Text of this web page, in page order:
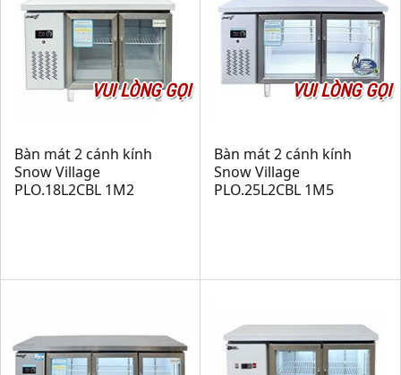
VUI LÒNG GỌI
Bàn mát 2 cánh kính
Snow Village
PLO.18L2CBL 1M2
VUI LÒNG GỌI
Bàn mát 2 cánh kính
Snow Village
PLO.25L2CBL 1M5